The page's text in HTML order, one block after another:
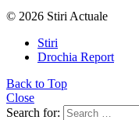
© 2026 Stiri Actuale
Stiri
Drochia Report
Back to Top
Close
Search for: